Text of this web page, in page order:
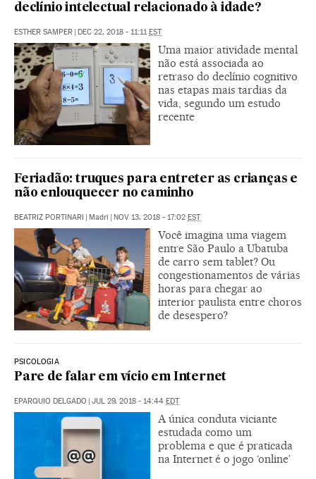
declínio intelectual relacionado à idade?
ESTHER SAMPER | DEC 22, 2018 - 11:11EST
Uma maior atividade mental
não está associada ao
retraso do declínio cognitivo
nas etapas mais tardias da
vida, segundo um estudo
recente
Feriadão: truques para entreter as crianças e
não enlouquecer no caminho
BEATRIZ PORTINARI | Madri | NOV 13, 2018 - 17:02 EST
Você imagina uma viagem
entre São Paulo a Ubatuba
de carro sem tablet? Ou
congestionamentos de várias
horas para chegar ao
interior paulista entre choros
de desespero?
PSICOLOGIA
Pare de falar em vício em Internet
EPARQUIO DELGADO | JUL 29, 2018 - 14:44 EDT
A única conduta viciante
estudada como um
problema e que é praticada
na Internet é o jogo ‘online’